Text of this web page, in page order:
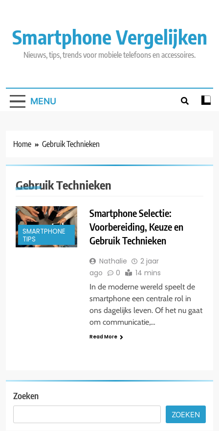
contentSmartphone Vergelijken
Nieuws, tips, trends voor mobiele telefoons en accessoires.
MENU
Home Gebruik Technieken
Gebruik Technieken
SMARTPHONE
TIPS
Smartphone Selectie:
Voorbereiding, Keuze en
Gebruik Technieken
Nathalie
2 jaar
ago
0 14 mins
In de moderne wereld speelt de
smartphone een centrale rol in
ons dagelijks leven. Of het nu gaat
om communicatie,…
Read More
Zoeken
ZOEKEN